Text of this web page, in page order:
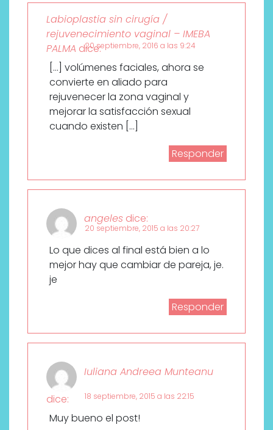
Labioplastia sin cirugía /
rejuvenecimiento vaginal – IMEBA
PALMA dice:
20 septiembre, 2016 a las 9:24
[…] volúmenes faciales, ahora se
convierte en aliado para
rejuvenecer la zona vaginal y
mejorar la satisfacción sexual
cuando existen […]
Responder
angeles dice:
20 septiembre, 2015 a las 20:27
Lo que dices al final está bien a lo
mejor hay que cambiar de pareja, je.
je
Responder
Iuliana Andreea Munteanu
dice:
18 septiembre, 2015 a las 22:15
Muy bueno el post!